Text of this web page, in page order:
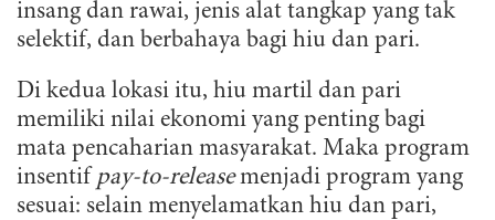
insang dan rawai, jenis alat tangkap yang tak
selektif, dan berbahaya bagi hiu dan pari.
Di kedua lokasi itu, hiu martil dan pari
memiliki nilai ekonomi yang penting bagi
mata pencaharian masyarakat. Maka program
insentif pay-to-releasemenjadi program yang
sesuai: selain menyelamatkan hiu dan pari,